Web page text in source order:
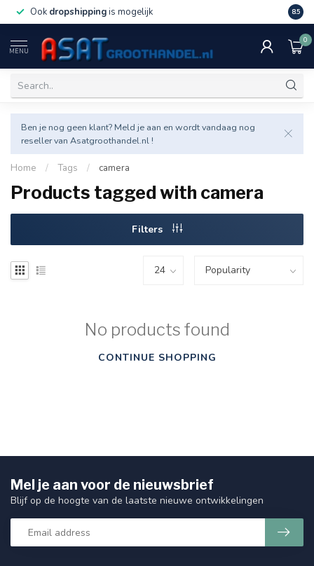
Ook dropshippingis mogelijk Veel
8.5
MENU
0
Ben je nog geen klant? Meld je aan en wordt vandaag nog
reseller van Asatgroothandel.nl !
Home / Tags / camera
Products tagged with camera
Filters
No products found
CONTINUE SHOPPING
Mel je aan voor de nieuwsbrief
Blijf op de hoogte van de laatste nieuwe ontwikkelingen